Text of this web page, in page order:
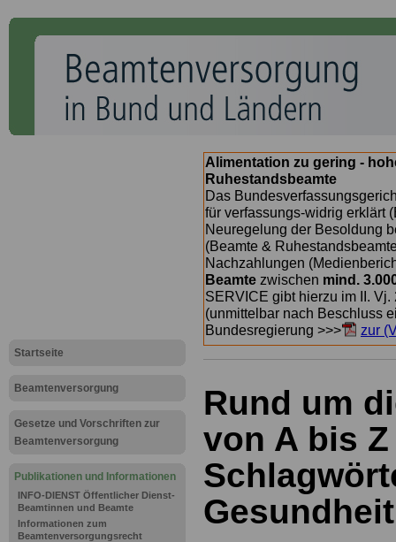
Startseite
Beamtenversorgung
Gesetze und Vorschriften zur
Beamtenversorgung
Publikationen und Informationen
INFO-DIENST Öffentlicher Dienst-
Beamtinnen und Beamte
Informationen zum
Beamtenversorgungsrecht
Alimentation zu gering -
Ruhestandsbeamte
Das
für verfassungs-widrig erklärt
Neuregelung der Besoldung
(Beamte &
Nachzahlungen
Beamte zwischen mind.
SERVICE gibt hierzu im II.
(unmittelbar nach Beschluss
Bundesregierung >>>
zur
Rund um
von A bis
Gesundheit